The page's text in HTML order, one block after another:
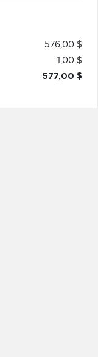
576,00 $
1,00 $
577,00 $